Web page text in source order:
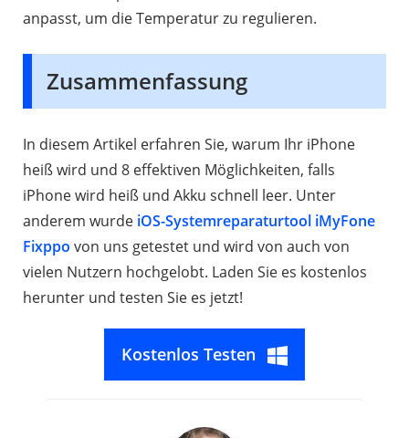
anpasst, um die Temperatur zu regulieren.
Zusammenfassung
In diesem Artikel erfahren Sie, warum Ihr iPhone
heiß wird und 8 effektiven Möglichkeiten, falls
iPhone wird heiß und Akku schnell leer. Unter
anderem wurde iOS-Systemreparaturtool iMyFone
Fixppo von uns getestet und wird von auch von
vielen Nutzern hochgelobt. Laden Sie es kostenlos
herunter und testen Sie es jetzt!
Kostenlos Testen